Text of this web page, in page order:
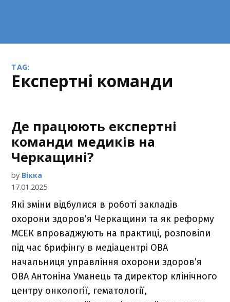
TAG:
експертні команди
Де працюють експертні
команди медиків на
Черкащині?
by Вікка
17.01.2025
Які зміни відбулися в роботі закладів
охорони здоров’я Черкащини та як реформу
МСЕК впроваджують на практиці, розповіли
під час брифінгу в медіацентрі ОВА
начальниця управління охорони здоров’я
ОВА Антоніна Уманець та директор клінічного
центру онкології, гематології,